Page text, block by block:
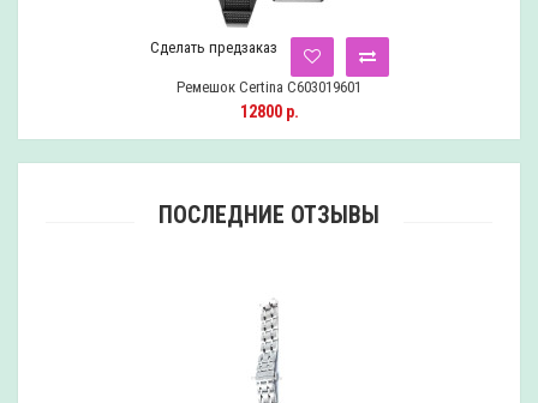
Сделать предзаказ
Ремешок Certina C603019601
12800 р.
ПОСЛЕДНИЕ ОТЗЫВЫ